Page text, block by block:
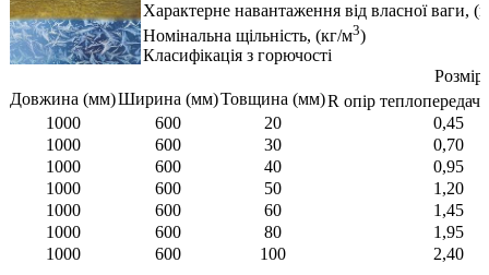
Характерне навантаження від власної ваги,
Номінальна щільність, (кг/м3)
Класифікація з горючості
Розмір
Довжина (мм)Ширина (мм)Товщина (мм)R опір
1000
600 20
0,45
1000
600 30
0,70
1000
600 40
0,95
1000
600 50
1,20
1000
600 60
1,45
1000
600 80
1,95
1000
600 100 2,40